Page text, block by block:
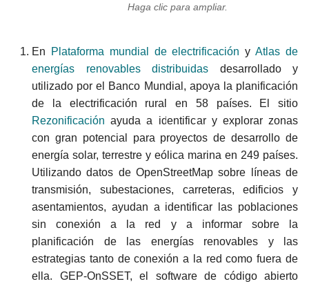
Panorama comparativo
Apoyar la apertura
responsable
Pensamientos finales
Haga clic para ampliar.
En Plataforma mundial de electrificación yAtlas de
energías renovables distribuidas desarrollado y
utilizado por el Banco Mundial, apoya la planificación
de la electrificación rural en 58 países. El sitio
Rezonificación ayuda a identificar y explorar zonas
con gran potencial para proyectos de desarrollo de
energía solar, terrestre y eólica marina en 249 países.
Utilizando datos de OpenStreetMap sobre líneas de
transmisión, subestaciones, carreteras, edificios y
asentamientos, ayudan a identificar las poblaciones
sin conexión a la red y a informar sobre la
planificación de las energías renovables y las
estrategias tanto de conexión a la red como fuera de
ella. GEP-OnSSET, el software de código abierto